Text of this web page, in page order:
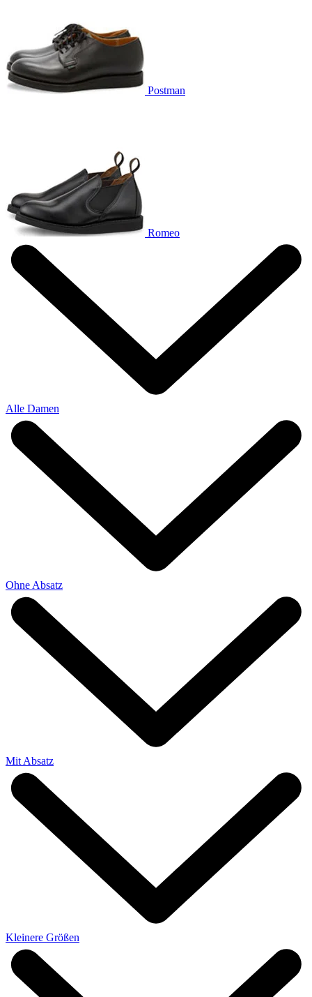
Postman
Romeo
Alle Damen
Ohne Absatz
Mit Absatz
Kleinere Größen